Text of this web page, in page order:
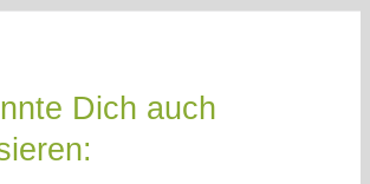
Dich auch